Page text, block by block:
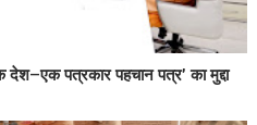
पत्रकार पहचान पत्र’ का मुद्दा